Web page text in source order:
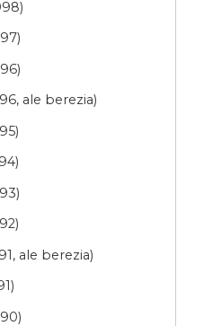
ale berezia)
ale berezia)